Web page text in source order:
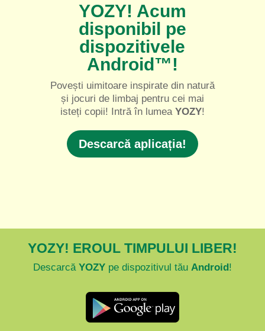
YOZY! Acum
disponibil pe
dispozitivele
Android™!
Povești uimitoare inspirate din natură
și jocuri de limbaj pentru cei mai
isteți copii! Intră în lumea YOZY!
Descarcă aplicația!
YOZY! EROUL TIMPULUI LIBER!
Descarcă YOZYpe dispozitivul tău Android!